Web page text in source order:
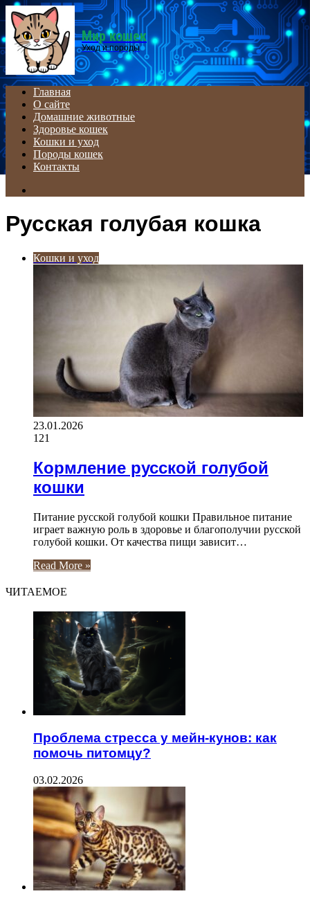
Menu
Мир кошек
Уход и породы
Главная
О сайте
Домашние животные
Здоровье кошек
Кошки и уход
Породы кошек
Контакты
Русская голубая кошка
Кошки и уход
23.01.2026
121
Кормление русской голубой
кошки
Питание русской голубой кошки Правильное питание
играет важную роль в здоровье и благополучии русской
голубой кошки. От качества пищи зависит…
Read More »
ЧИТАЕМОЕ
Проблема стресса у мейн-кунов: как
помочь питомцу?
03.02.2026